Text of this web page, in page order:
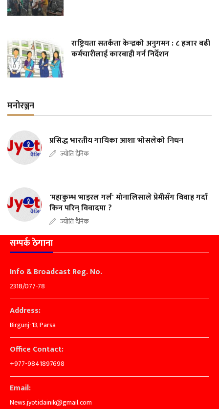
राष्ट्रियता सतर्कता केन्द्रको अनुगमन : ८ हजार बढी
कर्मचारीलाई कारबाही गर्न निर्देशन
मनोरञ्जन
प्रसिद्ध भारतीय गायिका आशा भोसलेको निधन
ज्योति दैनिक
'महाकुम्भ भाइरल गर्ल' मोनालिसाले प्रेमीसँग विवाह गर्दा
किन परिन् विवादमा ?
ज्योति दैनिक
सम्पर्क ठेगाना
Info & Broadcast Reg. No.
2318/077-78
Address:
Birgunj-13, Parsa
Office Contact:
+977-9841897698
Email:
News.jyotidainik@gmail.com